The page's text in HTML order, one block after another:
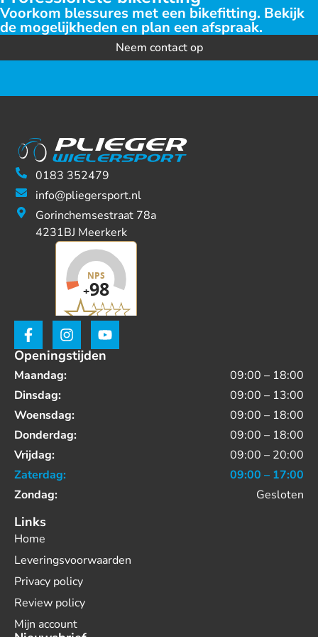
Voorkom blessures met een bikefitting. Bekijk
de mogelijkheden en plan een afspraak.
Neem contact op
0183 352479
info@pliegersport.nl
Gorinchemsestraat 78a
4231BJ Meerkerk
Openingstijden
Maandag:
09:00 – 18:00
Dinsdag:
09:00 – 13:00
Woensdag:
09:00 – 18:00
Donderdag:
09:00 – 18:00
Vrijdag:
09:00 – 20:00
Zaterdag:
09:00 – 17:00
Zondag:
Gesloten
Links
Home
Leveringsvoorwaarden
Privacy policy
Review policy
Mijn account